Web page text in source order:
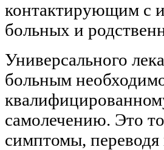
контактирующим с
больных и
Универсального
больным
самолечению. Это
симптомы,